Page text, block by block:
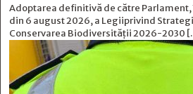
Adoptarea definitivă de către
din 6 august 2026, a Legiiprivind
Conservarea Biodiversității 2026-2030